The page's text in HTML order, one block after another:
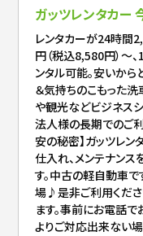
ガッツレンタカー
レンタカーが24時間
円（税込8,580円）～
ンタル可能。安いか
＆気持ちのこもった
や観光などビジネス
法人様の長期でのご
安の秘密】ガッツレ
仕入れ、メンテナン
す。中古の軽自動車
場♪是非ご利用くだ
ます。事前にお電話
よりご対応出来ない場